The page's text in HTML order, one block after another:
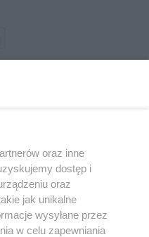
może być powielany i
w jakikolwiek sposób (w
na jakimkolwiek polu
z umieszczaniem w Internecie
użycie lub
z naruszeniem prawa, tzn.
groźbą kary i może być ścigane
oraz inne
dostęp i
oraz
jak unikalne
wysyłane przez
w celu zapewniania